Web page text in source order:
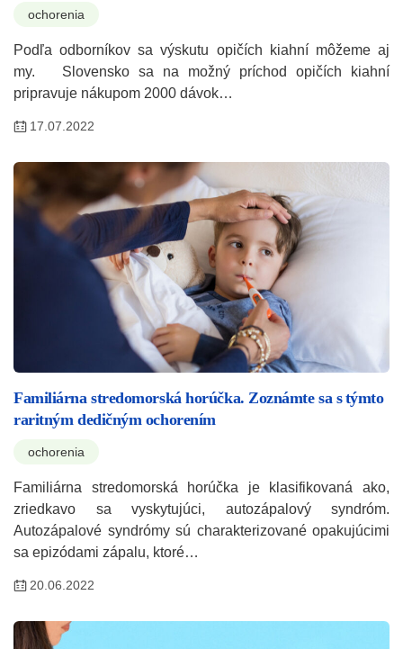
ochorenia
Podľa odborníkov sa výskutu opičích kiahní môžeme aj
my. Slovensko sa na možný príchod opičích kiahní
pripravuje nákupom 2000 dávok…
17.07.2022
Familiárna stredomorská horúčka. Zoznámte sa s týmto
raritným dedičným ochorením
ochorenia
Familiárna stredomorská horúčka je klasifikovaná ako,
zriedkavo sa vyskytujúci, autozápalový syndróm.
Autozápalové syndrómy sú charakterizované opakujúcimi
sa epizódami zápalu, ktoré…
20.06.2022